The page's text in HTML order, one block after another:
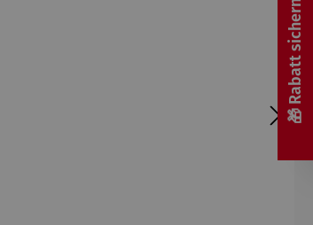
🎁 Rabatt sichern! 🎁